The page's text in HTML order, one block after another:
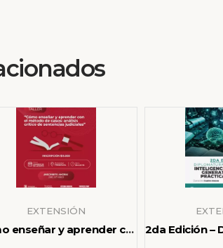
EXTENSIÓN
Cómo enseñar y aprender con el método de casos: análisis crítico de sentencias judiciales